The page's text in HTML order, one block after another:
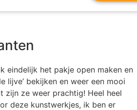
eindelijk het pakje open maken en
lijve’ bekijken en weer een mooi
zijn ze weer prachtig! Heel heel
deze kunstwerkjes, ik ben er